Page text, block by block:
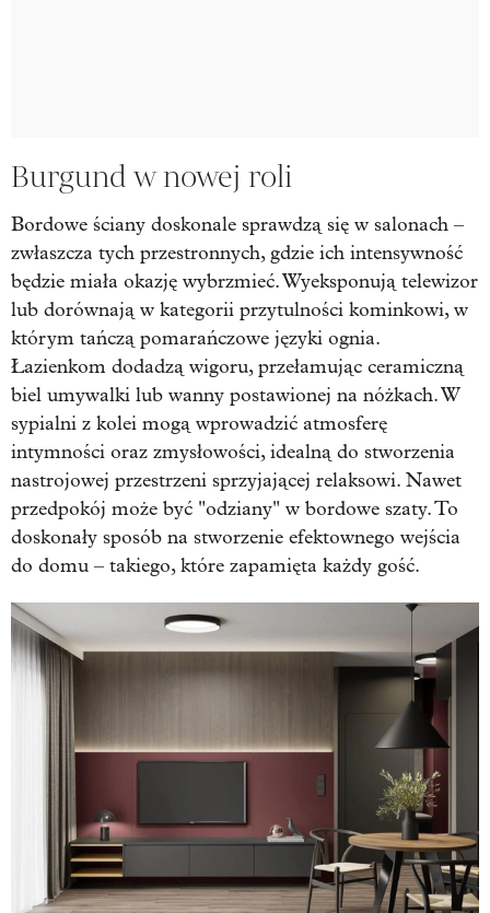
Burgund w nowej roli
Bordowe ściany doskonale sprawdzą się w salonach –
zwłaszcza tych przestronnych, gdzie ich intensywność
będzie miała okazję wybrzmieć. Wyeksponują telewizor
lub dorównają w kategorii przytulności kominkowi, w
którym tańczą pomarańczowe języki ognia.
Łazienkom dodadzą wigoru, przełamując ceramiczną
biel umywalki lub wanny postawionej na nóżkach. W
sypialni z kolei mogą wprowadzić atmosferę
intymności oraz zmysłowości, idealną do stworzenia
nastrojowej przestrzeni sprzyjającej relaksowi. Nawet
przedpokój może być "odziany" w bordowe szaty. To
doskonały sposób na stworzenie efektownego wejścia
do domu – takiego, które zapamięta każdy gość.